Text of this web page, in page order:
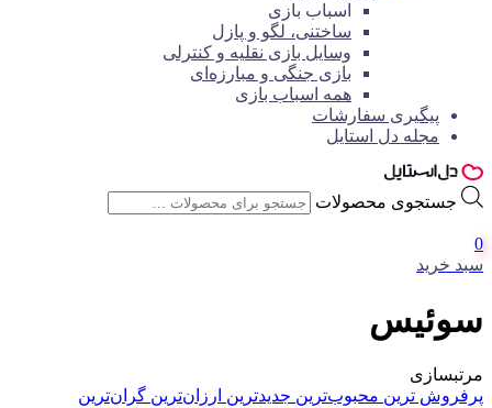
اسباب بازی
ساختنی، لگو و پازل
وسایل بازی نقلیه و کنترلی
بازی جنگی و مبارزه‌ای
همه اسباب بازی
پیگیری سفارشات
مجله دل استایل
جستجوی محصولات
0
سبد خرید
سوئيس
مرتبسازی
پرفروش ترین محبوب‌ترین جدیدترین ارزان‌ترین گران‌ترین